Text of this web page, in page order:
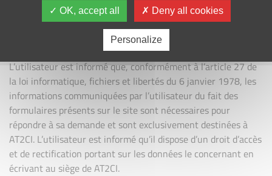
En France, les données personnelles sont notamment
protégées par la loi n° 78-87 du 6 janvier 1978, la loi n°
2004-801 du 6 août 2004, l’article L. 226-13 du Code pénal
et la Directive Européenne du 24 octobre 1995.
L’utilisateur est informé que, conformément à l’article 27 de
la loi informatique, fichiers et libertés du 6 janvier 1978, les
informations communiquées par l’utilisateur du fait des
formulaires présents sur le site sont nécessaires pour
répondre à sa demande et sont exclusivement destinées à
AT2CI. L’utilisateur est informé qu’il dispose d’un droit d’accès
et de rectification portant sur les données le concernant en
écrivant au siège de AT2CI.
OK, accept all Deny all cookies
Personalize